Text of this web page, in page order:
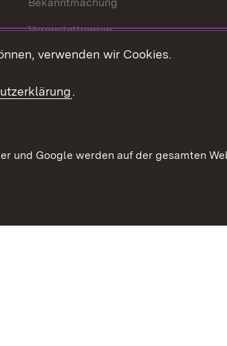
Veranstaltungen
Mediathek
Publikationen
verwenden wir Cookies.
.
und Google werden auf der gesamten